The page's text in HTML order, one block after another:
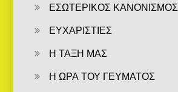
ΕΣΩΤΕΡΙΚΟΣ ΚΑΝΟΝΙΣΜΟΣ
ΕΥΧΑΡΙΣΤΙΕΣ
Η ΤΑΞΗ ΜΑΣ
Η ΩΡΑ ΤΟΥ ΓΕΥΜΑΤΟΣ